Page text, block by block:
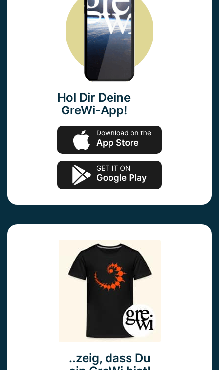
Hol Dir Deine
GreWi-App!
..zeig, dass Du